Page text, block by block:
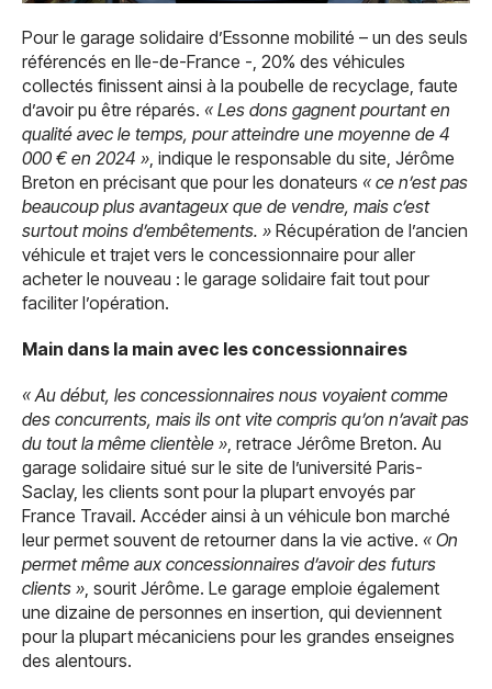
Pour le garage solidaire d’Essonne mobilité – un des seuls
référencés en Ile-de-France -, 20% des véhicules
collectés finissent ainsi à la poubelle de recyclage, faute
d’avoir pu être réparés. « Les dons gagnent pourtant en
qualité avec le temps, pour atteindre une moyenne de 4
000 € en 2024 », indique le responsable du site, Jérôme
Breton en précisant que pour les donateurs « ce n’est pas
beaucoup plus avantageux que de vendre, mais c’est
surtout moins d’embêtements. » Récupération de l’ancien
véhicule et trajet vers le concessionnaire pour aller
acheter le nouveau : le garage solidaire fait tout pour
faciliter l’opération.
Main dans la main avec les concessionnaires
« Au début, les concessionnaires nous voyaient comme
des concurrents, mais ils ont vite compris qu’on n’avait pas
du tout la même clientèle », retrace Jérôme Breton. Au
garage solidaire situé sur le site de l’université Paris-
Saclay, les clients sont pour la plupart envoyés par
France Travail. Accéder ainsi à un véhicule bon marché
leur permet souvent de retourner dans la vie active. « On
permet même aux concessionnaires d’avoir des futurs
clients », sourit Jérôme. Le garage emploie également
une dizaine de personnes en insertion, qui deviennent
pour la plupart mécaniciens pour les grandes enseignes
des alentours.